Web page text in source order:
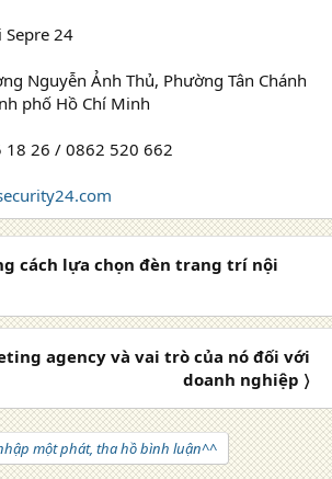
Sepre 24
Nguyễn Ảnh Thủ, Phường Tân Chánh
phố Hồ Chí Minh
26 / 0862 520 662
cách lựa chọn đèn trang trí nội
agency và vai trò của nó đối với
doanh nghiệp 〉
một phát, tha hồ bình luận^^